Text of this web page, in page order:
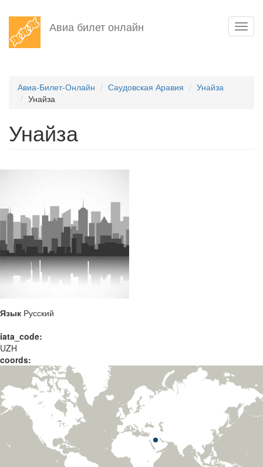
Перейти
основному
Авиа билет онлайн
Авиа-Билет-Онлайн Саудовская Аравия
Унайза
Унайза
Унайза
Язык Русский
iata_code:
UZH
coords: